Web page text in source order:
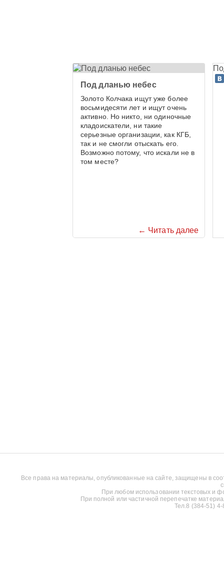
← Читать далее
Под дланью небес
Золото Колчака ищут уже более
восьмидесяти лет и ищут очень
активно. Но никто, ни одиночные
кладоискатели, ни такие
серьезные организации, как КГБ,
так и не смогли отыскать его.
Возможно потому, что искали не в
том месте?
Все права на материалы, опубликованные на сайте, защищены в
При любом использовании текстовых и
При полной или частичной перепечатке
Тел.8 (384-51)